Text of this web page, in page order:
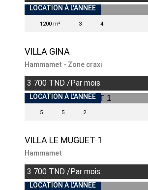
INDISPONIBLE
LOCATION À L'ANNÉE
1200 m² 3 4
VILLA GINA
Hammamet - Zone craxi
3 700 TND /Par mois
INDISPONIBLE
LOCATION À L'ANNÉE
5 5 2
VILLA LE MUGUET 1
Hammamet
3 700 TND /Par mois
LOCATION À L'ANNÉE